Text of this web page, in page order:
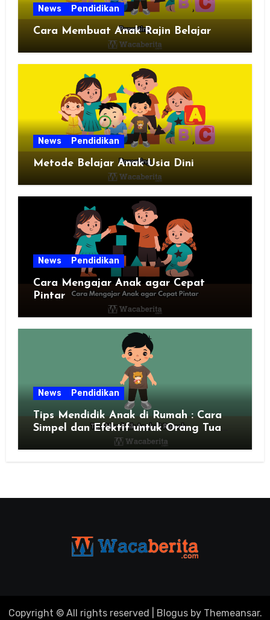
News Pendidikan
Cara Membuat Anak Rajin Belajar
News Pendidikan
Metode Belajar Anak Usia Dini
News Pendidikan
Cara Mengajar Anak agar Cepat
Pintar
News Pendidikan
Tips Mendidik Anak di Rumah : Cara
Simpel dan Efektif untuk Orang Tua
Zaman Sekarang
Copyright © All rights reserved Blogusby Themeansar.